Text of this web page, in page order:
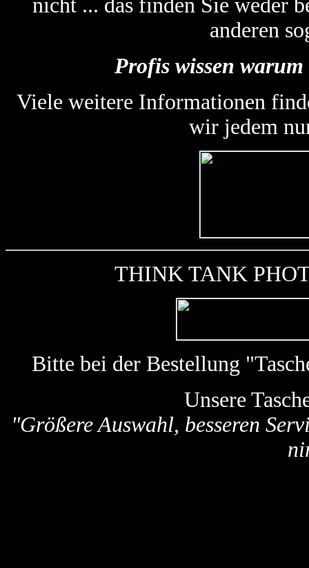
nicht ... das finden Sie weder
anderen
Profis wissen
Viele weitere Informationen
wir jedem
THINK TANK
Bitte bei der Bestellung
Unsere
"Größere Auswahl, besseren